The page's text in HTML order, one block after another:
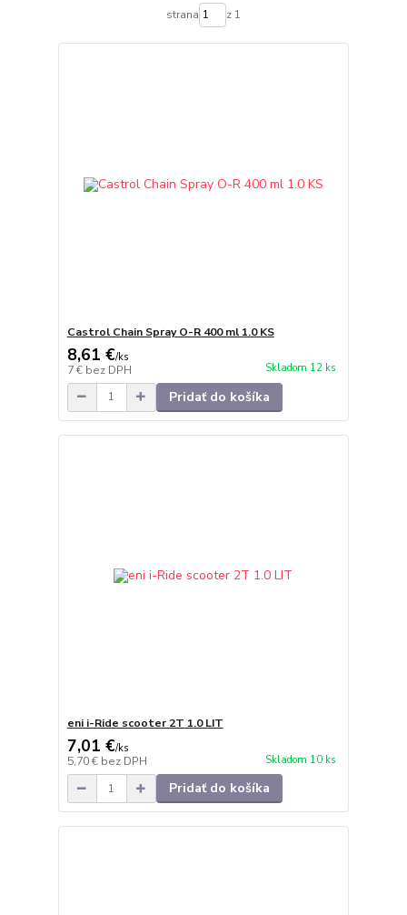
strana z 1
Castrol Chain Spray O-R 400 ml 1.0 KS
8,61 €/ks
7 € bez DPH Skladom 12 ks
Pridať do košíka
eni i-Ride scooter 2T 1.0 LIT
7,01 €/ks
5,70 € bez DPH Skladom 10 ks
Pridať do košíka